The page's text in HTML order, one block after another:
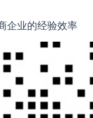
企业的经验效率